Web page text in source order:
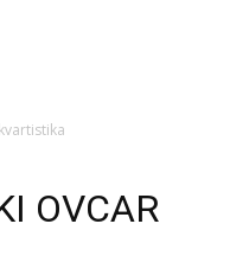
OVCAR